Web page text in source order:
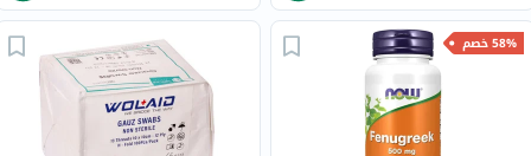
58% خصم